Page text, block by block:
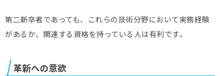
第二新卒者であっても、これらの技術分野において実務経験
があるか、関連する資格を持っている人は有利です。
革新への意欲